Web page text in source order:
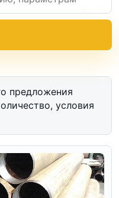
предложения
условия